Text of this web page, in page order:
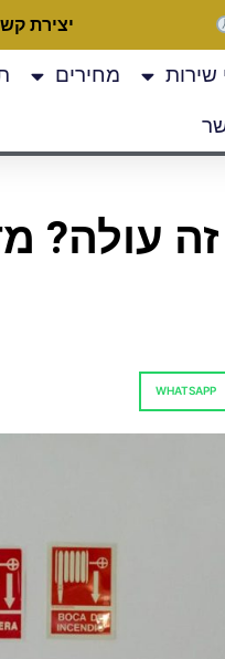
יצירת קשר
שירות מחירים
עולה?
WHATSAPP